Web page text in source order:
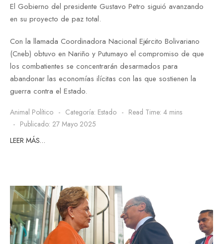
El Gobierno del presidente Gustavo Petro siguió avanzando
en su proyecto de paz total.
Con la llamada Coordinadora Nacional Ejército Bolivariano
(Cneb) obtuvo en Nariño y Putumayo el compromiso de que
los combatientes se concentrarán desarmados para
abandonar las economías ilícitas con las que sostienen la
guerra contra el Estado.
Animal Político Categoría: Estado
Read Time: 4 mins
Publicado: 27 Mayo 2025
LEER MÁS…